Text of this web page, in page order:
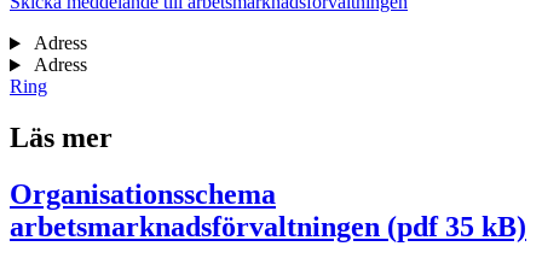
Adress
Adress
Ring
Läs mer
Organisationsschema
arbetsmarknadsförvaltningen (pdf 35 kB)